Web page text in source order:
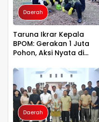
Daerah
Taruna Ikrar Kepala
BPOM: Gerakan 1 Juta
Pohon, Aksi Nyata di
untuk Kelestarian Bumi
Daerah